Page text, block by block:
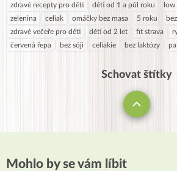
zdravé recepty pro děti
děti od 1 a půl roku low
zelenina
celiak omáčky bez masa 5 roku
zdravé večeře pro děti
děti od 2 let fit strava
červená řepa
bez sóji celiakie bez laktózy
Schovat štítky
Mohlo by se vám líbit